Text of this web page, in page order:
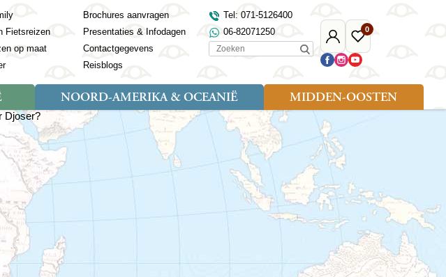
Mijn
Djoser
0
Favoriete
reizen
Fietsreizen
op maat
Brochures aanvragen
Presentaties & Infodagen
Contactgegevens
Reisblogs
Tel: 071-5126400
06-82071250
Zoeken
Staten
en Herzegovina
Griekenland
Noord-Macedonië
Noorwegen
Polen
Portugal
Roemenië
Sardinië
Landen
Bangladesh
Maleisië
Mongolië
Nepal
Oezbekistan
Singapore
NOORD-AMERIKA & OCEANIË
Soort reizen
Rondreis (7)
Familiereis (2)
Natuur (5)
Landen
Nieuw-Zeeland
Verenigde Staten
MIDDEN-OOSTEN
Soort reizen
Familiereis (9)
Fietsreis (1)
Landen
Egypte
Jordanië
Marokko
Oman
Saoedi-Arabië
Tunesië
Turkije